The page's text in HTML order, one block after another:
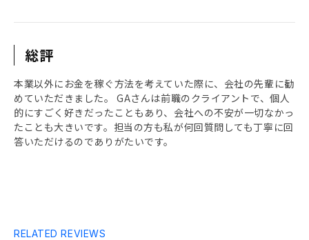
総評
本業以外にお金を稼ぐ方法を考えていた際に、会社の先輩に勧
めていただきました。 GAさんは前職のクライアントで、個人
的にすごく好きだったこともあり、会社への不安が一切なかっ
たことも大きいです。担当の方も私が何回質問しても丁寧に回
答いただけるのでありがたいです。
RELATED REVIEWS